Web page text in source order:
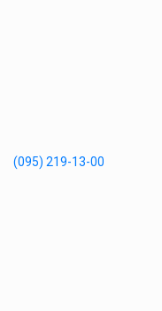
(095) 219-13-00